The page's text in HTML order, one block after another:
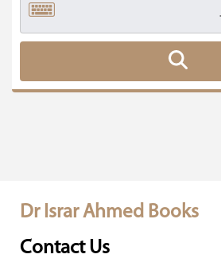
Dr Israr Ahmed Books
Contact Us